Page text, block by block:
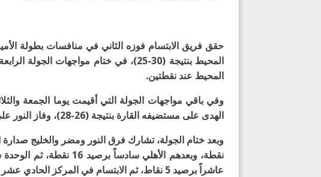
المحيط عند نقطتين.
الهدى على مستضيفه القارة بنتيجة (26-28)، وفاز النور على الترجي (26-36)، وتغلب الصفا على الوحدة (32-29).
عاشراً برصيد 5 نقاط، ثم الابتسام في المركز الحادي عشر برصيد 4 نقاط، ويقع المحيط في المركز الثاني عشر والأخير بنقطتين.